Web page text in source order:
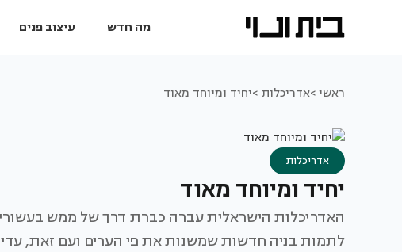
מה חדש עיצוב פנים
ראשי >אדריכלות >יחיד ומיוחד מאוד
אדריכלות
יחיד ומיוחד מאוד
לתמות בניה חדשות שמשנות את פי הערים ועם זאת,